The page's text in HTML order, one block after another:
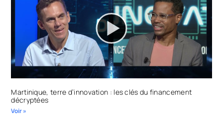
Martinique, terre d’innovation : les clés du financement
décryptées
Voir »